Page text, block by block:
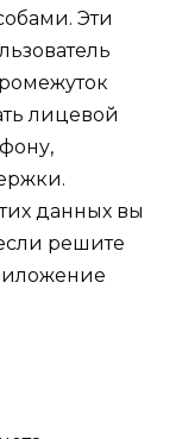
Эти
лицевой
данных вы
решите